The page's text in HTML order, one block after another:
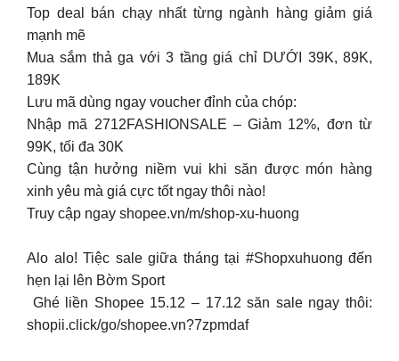
Top deal bán chạy nhất từng ngành hàng giảm giá
mạnh mẽ
Mua sắm thả ga với 3 tầng giá chỉ DƯỚI 39K, 89K,
189K
Lưu mã dùng ngay voucher đỉnh của chóp:
Nhập mã 2712FASHIONSALE – Giảm 12%, đơn từ
99K, tối đa 30K
Cùng tận hưởng niềm vui khi săn được món hàng
xinh yêu mà giá cực tốt ngay thôi nào!
Truy cập ngay shopee.vn/m/shop-xu-huong
Alo alo! Tiệc sale giữa tháng tại #Shopxuhuong đến
hẹn lại lên Bờm Sport
️ Ghé liền Shopee 15.12 – 17.12 săn sale ngay thôi:
shopii.click/go/shopee.vn?7zpmdaf